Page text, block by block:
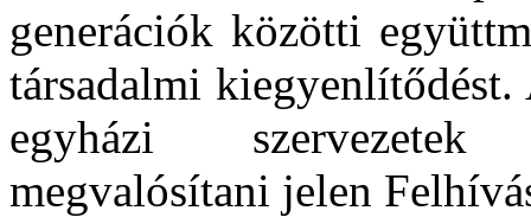
generációk közötti
társadalmi
egyházi szervezetek
megvalósítani jelen